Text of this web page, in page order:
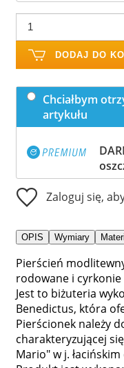
DODAJ DO
Chciałbym
artykułu
Zaloguj się,
OPIS Wymiary
Pierścień
rodowane i cyrkonie
Jest to biżuteria
Benedictus, która
Pierścionek należy
charakteryzującej
Mario" w j.